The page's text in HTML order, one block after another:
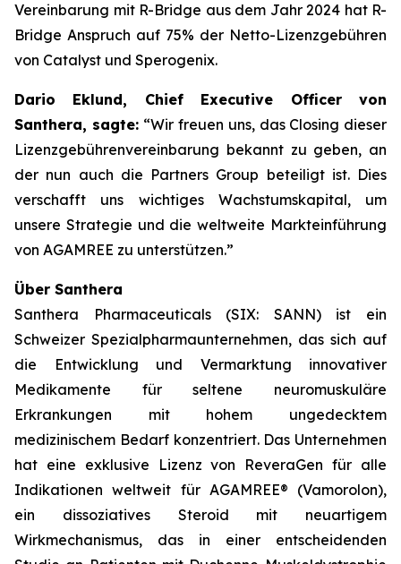
Vereinbarung mit R-Bridge aus dem Jahr 2024 hat R-
Bridge Anspruch auf 75% der Netto-Lizenzgebühren
von Catalyst und Sperogenix.
Dario Eklund, Chief Executive Officer von
Santhera, sagte: “Wir freuen uns, das Closing dieser
Lizenzgebührenvereinbarung bekannt zu geben, an
der nun auch die Partners Group beteiligt ist. Dies
verschafft uns wichtiges Wachstumskapital, um
unsere Strategie und die weltweite Markteinführung
von AGAMREE zu unterstützen.”
Über Santhera
Santhera Pharmaceuticals (SIX: SANN) ist ein
Schweizer Spezialpharmaunternehmen, das sich auf
die Entwicklung und Vermarktung innovativer
Medikamente für seltene neuromuskuläre
Erkrankungen mit hohem ungedecktem
medizinischem Bedarf konzentriert. Das Unternehmen
hat eine exklusive Lizenz von ReveraGen für alle
Indikationen weltweit für AGAMREE® (Vamorolon),
ein dissoziatives Steroid mit neuartigem
Wirkmechanismus, das in einer entscheidenden